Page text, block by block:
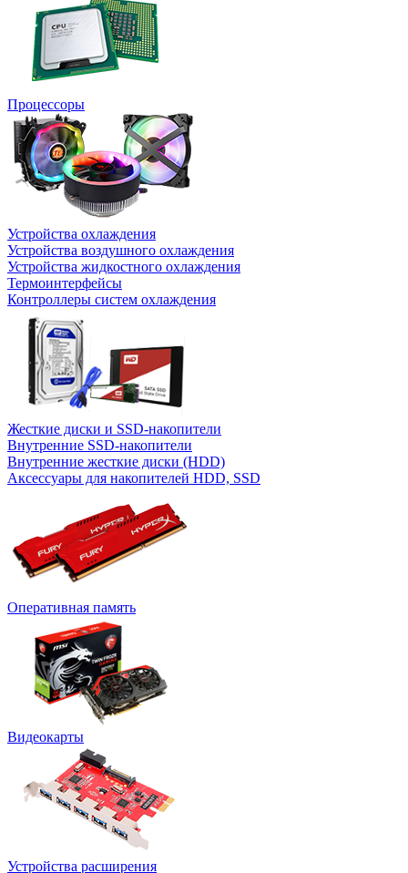
Процессоры
Устройства охлаждения
Устройства воздушного охлаждения
Устройства жидкостного охлаждения
Термоинтерфейсы
Контроллеры систем охлаждения
Жесткие диски и SSD-накопители
Внутренние SSD-накопители
Внутренние жесткие диски (HDD)
Аксессуары для накопителей HDD, SSD
Оперативная память
Видеокарты
Устройства расширения